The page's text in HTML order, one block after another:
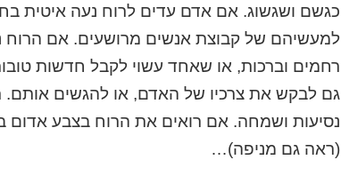
כגשם ושגשוג. אם אדם עדים לרוח נעה איטית
למעשיהם של קבוצת אנשים מרושעים. אם הרוח
רחמים וברכות, או שאחד עשוי לקבל חדשות
גם לבקש את צרכיו של האדם, או להגשים אותם.
נסיעות ושמחה. אם רואים את הרוח בצבע אדום
(ראה גם מניפה)…